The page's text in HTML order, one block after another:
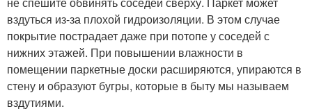
вздуться из-за плохой гидроизоляции. В этом случае
покрытие пострадает даже при потопе у соседей с
нижних этажей. При повышении влажности в
помещении паркетные доски расширяются, упираются в
стену и образуют бугры, которые в быту мы называем
вздутиями.